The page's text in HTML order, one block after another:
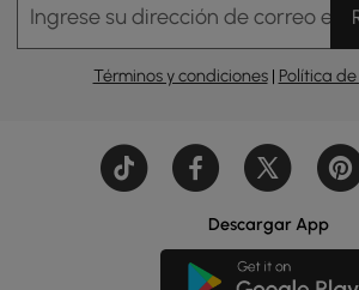
Ingrese su dirección de correo
Términos y condiciones| Política
Descargar App